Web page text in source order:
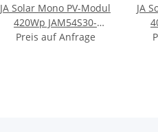
JA Solar Mono PV-Modul
420Wp JAM54S30-
420/GR Rahmen
Preis auf Anfrage
JA